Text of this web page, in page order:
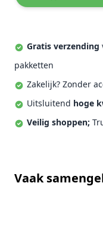
Gratis verzending
pakketten
Zakelijk? Zonder
Uitsluitend hoge
Veilig shoppen;
Vaak